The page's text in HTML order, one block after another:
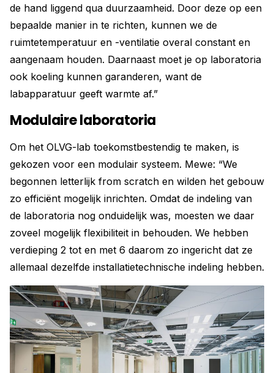
de hand liggend qua duurzaamheid. Door deze op een
bepaalde manier in te richten, kunnen we de
ruimtetemperatuur en -ventilatie overal constant en
aangenaam houden. Daarnaast moet je op laboratoria
ook koeling kunnen garanderen, want de
labapparatuur geeft warmte af.”
Modulaire laboratoria
Om het OLVG-lab toekomstbestendig te maken, is
gekozen voor een modulair systeem. Mewe: “We
begonnen letterlijk from scratch en wilden het gebouw
zo efficiënt mogelijk inrichten. Omdat de indeling van
de laboratoria nog onduidelijk was, moesten we daar
zoveel mogelijk flexibiliteit in behouden. We hebben
verdieping 2 tot en met 6 daarom zo ingericht dat ze
allemaal dezelfde installatietechnische indeling hebben.